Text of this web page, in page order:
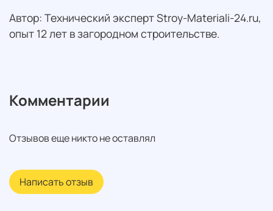
Автор: Технический эксперт Stroy-Materiali-24.ru,
опыт 12 лет в загородном строительстве.
Комментарии
Отзывов еще никто не оставлял
Написать отзыв